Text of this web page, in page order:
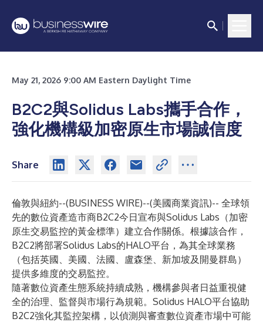
May 21, 2026 9:00 AM Eastern Daylight Time
B2C2與Solidus Labs攜手合作，
強化機構級加密原生市場誠信度
Share
倫敦與紐約--(BUSINESS WIRE)--(美國商業資訊)-- 全球領
先的數位資產造市商B2C2今日宣布與Solidus Labs （加密
原生交易監控的黃金標準）建立合作關係。根據該合作，
B2C2將部署Solidus Labs的HALO平台，為其全球業務
（包括英國、美國、法國、盧森堡、新加坡及開曼群島）
提供多維度的交易監控。
隨著數位資產生態系統持續成熟，機構參與者日益重視健
全的治理、監督與市場行為規範。Solidus HALO平台協助
B2C2強化其監控架構，以偵測與審查數位資產市場中可能